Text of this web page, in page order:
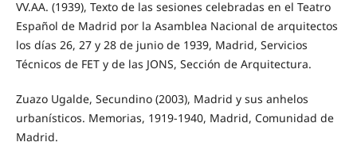
VV.AA. (1939), Texto de las sesiones celebradas en el Teatro
Español de Madrid por la Asamblea Nacional de arquitectos
los días 26, 27 y 28 de junio de 1939, Madrid, Servicios
Técnicos de FET y de las JONS, Sección de Arquitectura.
Zuazo Ugalde, Secundino (2003), Madrid y sus anhelos
urbanísticos. Memorias, 1919-1940, Madrid, Comunidad de
Madrid.